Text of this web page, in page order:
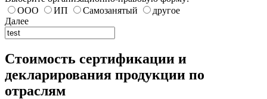
ООО
ИП Самозанятый
другое
Далее
Стоимость сертификации и
декларирования продукции по
отраслям